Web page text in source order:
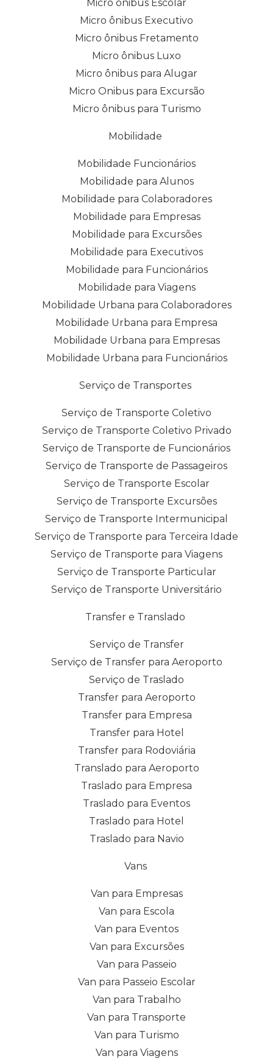
Micro ônibus Escolar
Micro ônibus Executivo
Micro ônibus Fretamento
Micro ônibus Luxo
Micro ônibus para Alugar
Micro Onibus para Excursão
Micro ônibus para Turismo
Mobilidade
Mobilidade Funcionários
Mobilidade para Alunos
Mobilidade para Colaboradores
Mobilidade para Empresas
Mobilidade para Excursões
Mobilidade para Executivos
Mobilidade para Funcionários
Mobilidade para Viagens
Mobilidade Urbana para Colaboradores
Mobilidade Urbana para Empresa
Mobilidade Urbana para Empresas
Mobilidade Urbana para Funcionários
Serviço de Transportes
Serviço de Transporte Coletivo
Serviço de Transporte Coletivo Privado
Serviço de Transporte de Funcionários
Serviço de Transporte de Passageiros
Serviço de Transporte Escolar
Serviço de Transporte Excursões
Serviço de Transporte Intermunicipal
Serviço de Transporte para Terceira Idade
Serviço de Transporte para Viagens
Serviço de Transporte Particular
Serviço de Transporte Universitário
Transfer e Translado
Serviço de Transfer
Serviço de Transfer para Aeroporto
Serviço de Traslado
Transfer para Aeroporto
Transfer para Empresa
Transfer para Hotel
Transfer para Rodoviária
Translado para Aeroporto
Traslado para Empresa
Traslado para Eventos
Traslado para Hotel
Traslado para Navio
Vans
Van para Empresas
Van para Escola
Van para Eventos
Van para Excursões
Van para Passeio
Van para Passeio Escolar
Van para Trabalho
Van para Transporte
Van para Turismo
Van para Viagens